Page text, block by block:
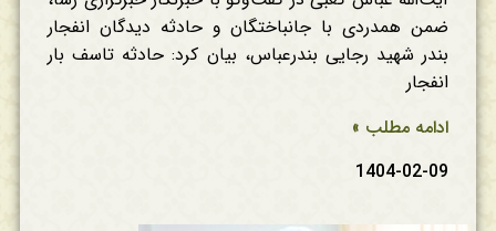
ضمن همدردی با جانباختگان و حادثه دیدگان انفجار
بندر شهید رجایی بندرعباس، بیان کرد: حادثه تاسف بار
انفجار
ادامه مطلب »
1404-02-09